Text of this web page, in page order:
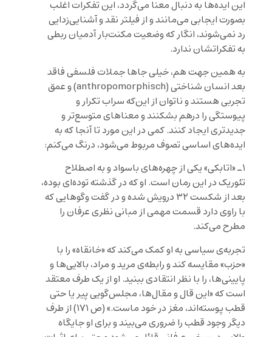
این ایده‌ها به دنبال معنا می‌گردد، این تفکرات اغلب
بصورت ایجابی می‌مانند و از فیلتر نقد و آشنایی‌زدایی
رد نمی‌شوند، انگار که وضعیت مکنت‌بار آدمیان ربطی
به تفکراتشان ندارد.
به همین جهت هم، خیلی جاها جملات فلسفی فاقد
بعد انسان شناختی (anthropomorphisch) و عمق
تجربی هستند و ناتوان از این‌که سراب تکرار و
پیوستگی را درهم بشکنند و معناهای متوسع‌تر و
جدیدتری ایجاد کنند. کمی در این مورد تا آنجا که به
ایده‌های اساسی تصوف مربوط می‌شود، درنگ می‌کنم:
۱ـ «اتابکی» یکی از چهره‌های باسواد و به اصطلاح
تئوریک در این رمان است. او که در گذشته توده‌ای بوده،
بعد از شکست ۳۲ درویش شده و در گفت وگوهایی که
با راوی دارد قسمت مهمی از مبانی نظری عرفان را
مطرح می‌کند.
تجربه‌ی سیاسی به او کمک می‌کند که «خانقاه» را با
«حزب» مقایسه کند و رابطه‌ی مرید و مراد، بالایی‌ها و
پایینی‌ها، را با نظر انتقادی ببنید. او از یک طرف معتقد
است که «این قال و مقال‌ها، مجلس‌گویی پیر یا حتی
قطب پوسته‌اند، مغز در خود ماست.» (ص ۱۷۱) از طرف
دیگر وجود قطب را ضروری می‌بیند و برای او جایگاه